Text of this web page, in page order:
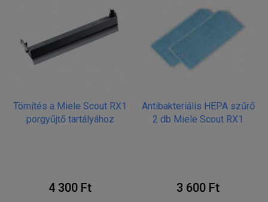
Tömítés a Miele Scout RX1
porgyűjtő tartályához
4 300 Ft
Antibakteriális HEPA szűrő
2 db Miele Scout RX1
3 600 Ft